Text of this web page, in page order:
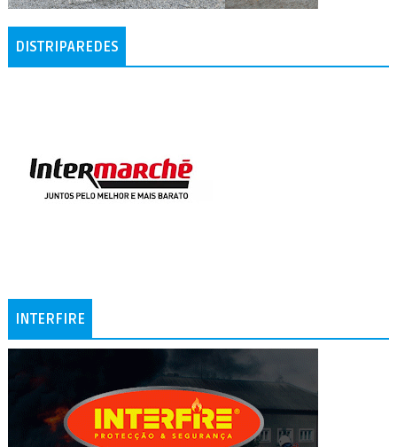
DISTRIPAREDES
INTERFIRE